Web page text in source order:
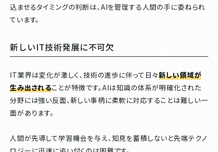
込ませるタイミングの判断は、AIを管理する人間の手に委ねられ
ています。
新しいIT技術発展に不可欠
IT業界は変化が激しく、技術の進歩に伴って日々新しい領域が
生み出されることが特徴です。AIは知識の体系が明確化された
分野には強い反面、新しい事柄に柔軟に対応することは難しい一
面があります。
人間が先導して学習機会を与え、知見を蓄積しないと先端テクノ